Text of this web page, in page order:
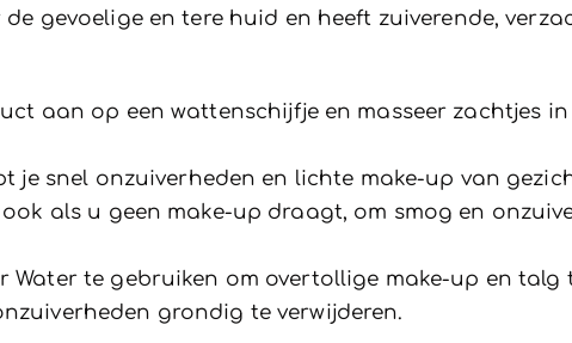
gevoelige en tere huid en heeft zuiverende,
aan op een wattenschijfje en masseer zachtjes
je snel onzuiverheden en lichte make-up van
ook als u geen make-up draagt, om smog en
te gebruiken om overtollige make-up en talg
grondig te verwijderen.